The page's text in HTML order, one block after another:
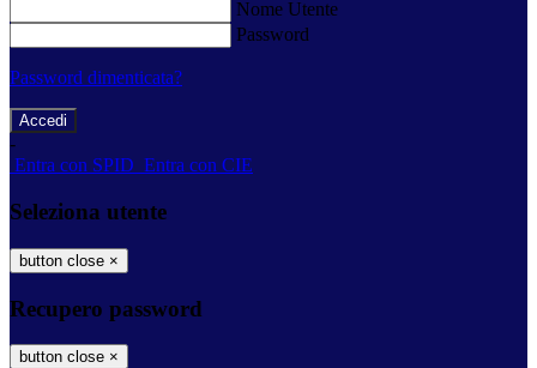
Nome Utente
Password
Password dimenticata?
-
Entra con SPID Entra con CIE
Seleziona utente
button close ×
Recupero password
button close ×